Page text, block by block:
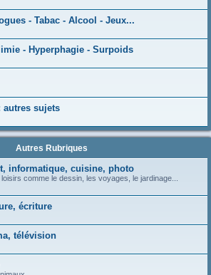
- Tabac - Alcool - Jeux...
- Hyperphagie - Surpoids
autres sujets
Autres Rubriques
informatique, cuisine, photo
comme le dessin, les voyages, le jardinage...
écriture
télévision